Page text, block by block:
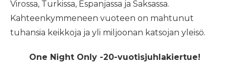
Virossa, Turkissa, Espanjassa ja Saksassa.
Kahteenkymmeneen vuoteen on mahtunut
tuhansia keikkoja ja yli miljoonan katsojan yleisö.
One Night Only -20-vuotisjuhlakiertue!